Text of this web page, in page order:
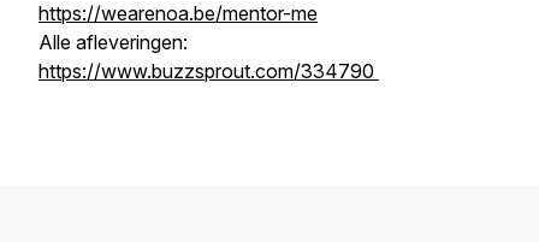
https://wearenoa.be/mentor-me
Alle afleveringen:
https://www.buzzsprout.com/334790